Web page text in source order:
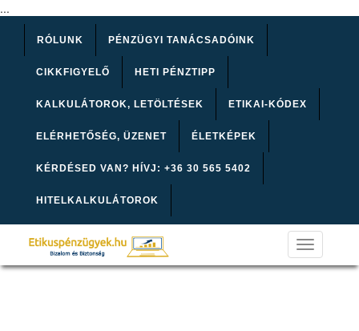
...
RÓLUNK PÉNZÜGYI TANÁCSADÓINK
CIKKFIGYELŐ HETI PÉNZTIPP
KALKULÁTOROK, LETÖLTÉSEK ETIKAI-KÓDEX
ELÉRHETŐSÉG, ÜZENET ÉLETKÉPEK
KÉRDÉSED VAN? HÍVJ: +36 30 565 5402
HITELKALKULÁTOROK
Toggle
navigation